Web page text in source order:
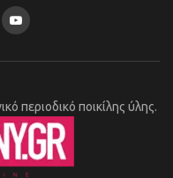
περιοδικό ποικίλης ύλης.